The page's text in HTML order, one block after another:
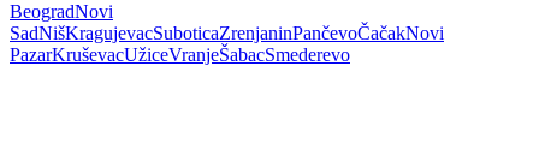
BeogradNovi
SadNišKragujevacSuboticaZrenjaninPančevoČačakNovi
PazarKruševacUžiceVranjeŠabacSmederevo